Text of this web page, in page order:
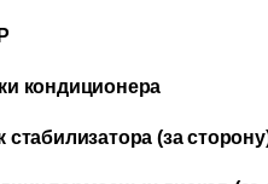
кондиционера
стабилизатора (за